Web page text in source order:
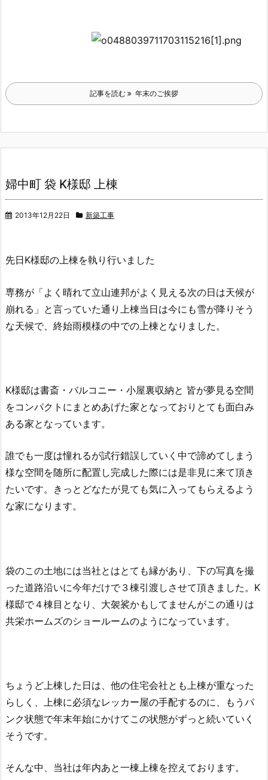
記事を読む 年末のご挨拶
婦中町 袋 K様邸 上棟
2013年12月22日 新築工事
先日K様邸の上棟を執り行いました
専務が「よく晴れて立山連邦がよく見える次の日は天候が
崩れる」と言っていた通り上棟当日は今にも雪が降りそう
な天候で、終始雨模様の中での上棟となりました。
K様邸は書斎・バルコニー・小屋裏収納と 皆が夢見る空間
をコンパクトにまとめあげた家となっておりとても面白み
ある家となっています。
誰でも一度は憧れるが試行錯誤していく中で諦めてしまう
様な空間を随所に配置し完成した際には是非見に来て頂き
たいです。きっとどなたが見ても気に入ってもらえるよう
な家になります。
袋のこの土地には当社とはとても縁があり、下の写真を撮
った道路沿いに今年だけで３棟引渡しさせて頂きました。K
様邸で４棟目となり、 大袈裟かもしてませんがこの通りは
共栄ホームズのショールームのようになっています。
ちょうど上棟した日は、他の住宅会社とも上棟が重なった
らしく、上棟に必須なレッカー屋の手配するのに、もうパ
ンク状態で年末年始にかけてこの状態がずっと続いていく
そうです。
そんな中、当社は年内あと一棟上棟を控えております。